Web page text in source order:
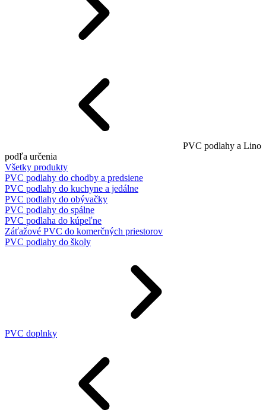
PVC podlahy a Lino
podľa určenia
Všetky produkty
PVC podlahy do chodby a predsiene
PVC podlahy do kuchyne a jedálne
PVC podlahy do obývačky
PVC podlahy do spálne
PVC podlaha do kúpeľne
Záťažové PVC do komerčných priestorov
PVC podlahy do školy
PVC doplnky